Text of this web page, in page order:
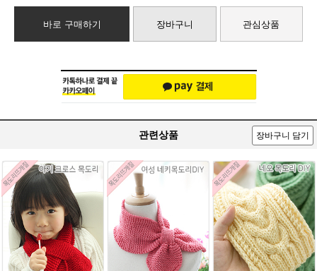
바로 구매하기 장바구니 관심상품
관련상품 장바구니 담기